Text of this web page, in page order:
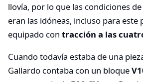
llovía, por lo que las condiciones
eran las idóneas, incluso para este
equipado con tracción a las
Cuando todavía estaba de una
Gallardo contaba con un bloque